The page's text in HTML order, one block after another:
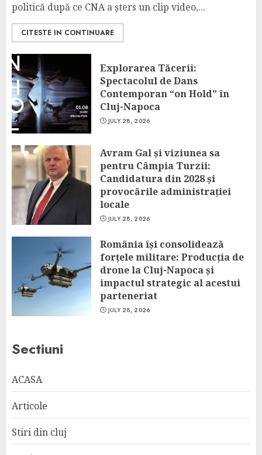
politică după ce CNA a șters un clip video,...
CITESTE IN CONTINUARE
Explorarea Tăcerii:
Spectacolul de Dans
Contemporan “on Hold” în
Cluj-Napoca
JULY 28, 2026
Avram Gal și viziunea sa
pentru Câmpia Turzii:
Candidatura din 2028 și
provocările administrației
locale
JULY 28, 2026
România își consolidează
forțele militare: Producția de
drone la Cluj-Napoca și
impactul strategic al acestui
parteneriat
JULY 28, 2026
Sectiuni
ACASA
Articole
Stiri din cluj